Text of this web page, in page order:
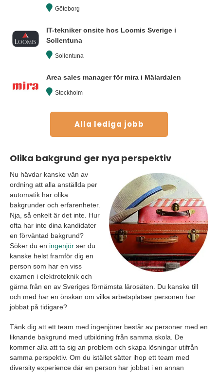
Göteborg
IT-tekniker onsite hos Loomis Sverige i
Sollentuna
Sollentuna
Area sales manager för mira i Mälardalen
Stockholm
Alla lediga jobb
Olika bakgrund ger nya perspektiv
Nu hävdar kanske vän av
ordning att alla anställda per
automatik har olika
bakgrunder och erfarenheter.
Nja, så enkelt är det inte. Hur
ofta har inte dina kandidater
en förväntad bakgrund?
Söker du en ingenjör ser du
kanske helst framför dig en
person som har en viss
examen i elektroteknik och
gärna från en av Sveriges förnämsta lärosäten. Du kanske till
och med har en önskan om vilka arbetsplatser personen har
jobbat på tidigare?
Tänk dig att ett team med ingenjörer består av personer med en
liknande bakgrund med utbildning från samma skola. De
kommer alla att ta sig an problem och skapa lösningar utifrån
samma perspektiv. Om du istället sätter ihop ett team med
diversity experience där en person har jobbat i en annan